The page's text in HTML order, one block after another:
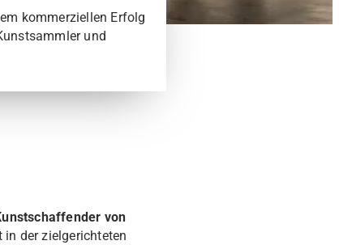
kommerziellen Erfolg
und
von
in der zielgerichteten